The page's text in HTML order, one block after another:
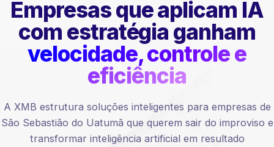
Empresas que aplicam IA
com estratégia ganham
velocidade, controle e
eficiência
A XMB estrutura soluções inteligentes para empresas de
São Sebastião do Uatumã que querem sair do improviso e
transformar inteligência artificial em resultado